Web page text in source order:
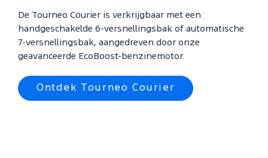
De Tourneo Courier is verkrijgbaar met een
handgeschakelde 6-versnellingsbak of automatische
7-versnellingsbak, aangedreven door onze
geavanceerde EcoBoost-benzinemotor.
Ontdek Tourneo Courier